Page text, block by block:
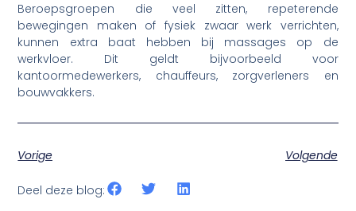
Beroepsgroepen die veel zitten, repeterende
bewegingen maken of fysiek zwaar werk verrichten,
kunnen extra baat hebben bij massages op de
werkvloer. Dit geldt bijvoorbeeld voor
kantoormedewerkers, chauffeurs, zorgverleners en
bouwvakkers.
Vorige Volgende
Deel deze blog: